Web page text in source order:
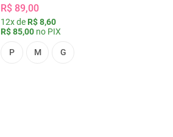
R$ 89,00
12x de R$ 8,60
R$ 85,00 no PIX
P M G